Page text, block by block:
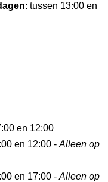
: tussen 13:00 en
en 12:00
en 12:00 - Alleen op
en 17:00 - Alleen op